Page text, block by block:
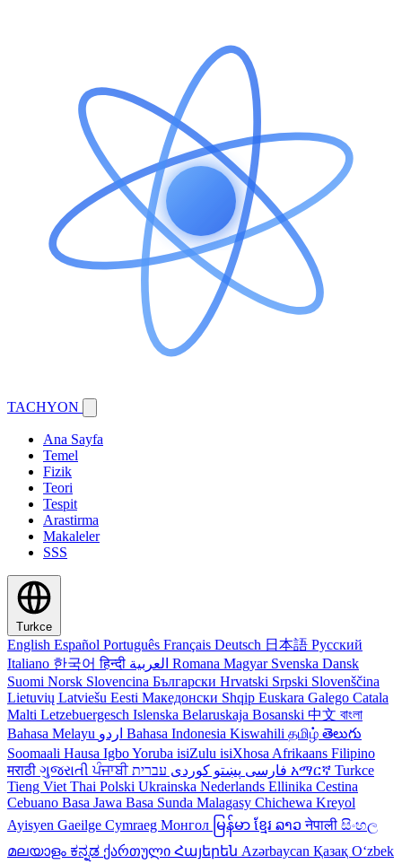
TACHYON
Ana Sayfa
Temel
Fizik
Teori
Tespit
Arastirma
Makaleler
SSS
Turkce
English Español Português Français Deutsch 日本語 Русский
Italiano 한국어हिन्दी Romana Magyar Svenska Dansk
Suomi Norsk Slovencina Български Hrvatski Srpski Slovenščina
Lietuvių Latviešu Eesti Македонски Shqip Euskara Galego Catala
Malti Letzebuergesch Islenska Belaruskaja Bosanski 中文 বাংলা
Bahasa Melayu
Bahasa Indonesia Kiswahili தமிழ் తెలుగు
Soomaali Hausa IgboYoruba isiZulu isiXhosa Afrikaans Filipino
मराठी ગુજરાતીਪੰਜਾਬੀ فارسی پښتو کوردی አማርኛ Turkce
Tieng Viet Thai Polski Ukrainska Nederlands Ellinika Cestina
Cebuano Basa Jawa Basa Sunda Malagasy Chichewa Kreyol
Ayisyen Gaeilge Cymraeg Монгол မြန်မာ ខ្មែរ ລາວनेपाली සිංහල
മലയാളം ಕನ್ನಡ ქართული Հայերեն Azərbaycan Қазақ Oʻzbek